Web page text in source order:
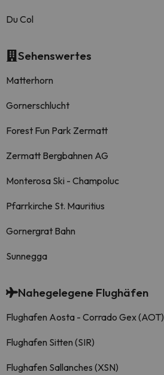
Du Col
Sehenswertes
Matterhorn
Gornerschlucht
Forest Fun Park Zermatt
Zermatt Bergbahnen AG
Monterosa Ski - Champoluc
Pfarrkirche St. Mauritius
Gornergrat Bahn
Sunnegga
Nahegelegene Flughäfen
Flughafen Aosta - Corrado Gex (AOT)
Flughafen Sitten (SIR)
Flughafen Sallanches (XSN)